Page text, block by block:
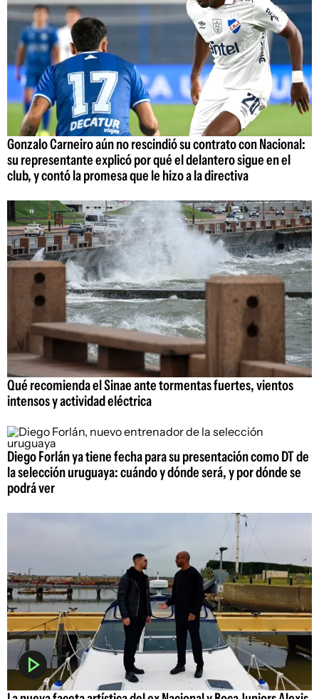
Gonzalo Carneiro aún no rescindió su contrato con Nacional:
su representante explicó por qué el delantero sigue en el
club, y contó la promesa que le hizo a la directiva
Qué recomienda el Sinae ante tormentas fuertes, vientos
intensos y actividad eléctrica
Diego Forlán ya tiene fecha para su presentación como DT de
la selección uruguaya: cuándo y dónde será, y por dónde se
podrá ver